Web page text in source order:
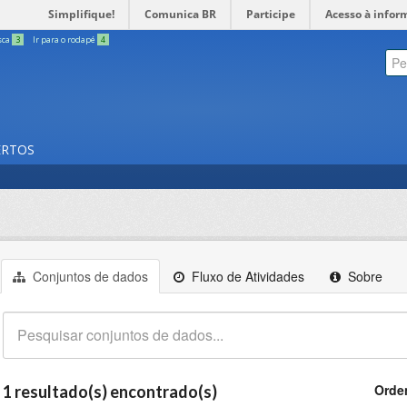
Simplifique! Comunica BR Participe Acesso à
3 Ir para o rodapé 4
Conjuntos de dados Fluxo de Atividades Sobre
1 resultado(s) encontrado(s)